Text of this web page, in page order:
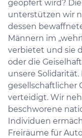
geopfert wird?
unterstützen wir
dessen
Männern im
verbietet und sie
oder die
unsere
gesellschaftlicher
verteidigt. Wir
beschworene
Individuen
Freiräume für